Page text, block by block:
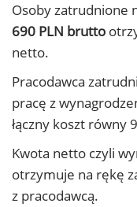
Osoby zatrudnione
690 PLN brutto
netto.
Pracodawca
pracę z
łączny koszt równy
Kwota netto czyli
otrzymuje na rękę
z pracodawcą.